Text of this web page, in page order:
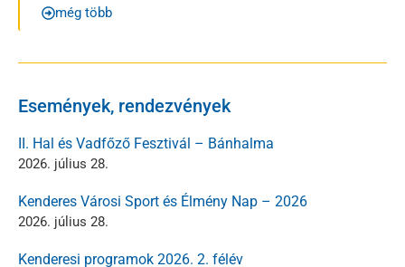
még több
Események, rendezvények
II. Hal és Vadfőző Fesztivál – Bánhalma
2026. július 28.
Kenderes Városi Sport és Élmény Nap – 2026
2026. július 28.
Kenderesi programok 2026. 2. félév